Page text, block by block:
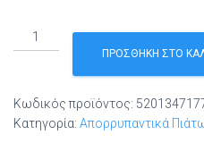
Finish
100
Κάψουλες
Πιάτων
100
ΠΡΟΣΘΉΚΗ ΣΤΟ
Κωδικός προϊόντος:
Κατηγορία: Απορρυπαντικά